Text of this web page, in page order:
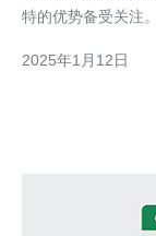
特的优势备受关注
迅速，拥有先进的
2025年1月12日